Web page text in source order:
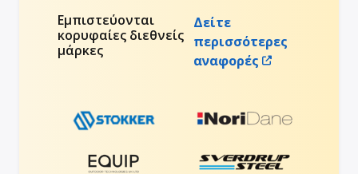
Εμπιστεύονται
κορυφαίες διεθνείς
μάρκες
Δείτε
περισσότερες
αναφορές